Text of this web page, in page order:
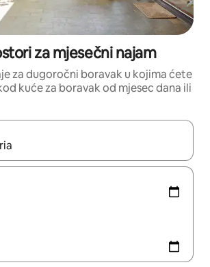
za mjesečni najam
za dugoročni boravak u kojima ćete
kuće za boravak od mjesec dana ili
možete da se krećete kroz njih